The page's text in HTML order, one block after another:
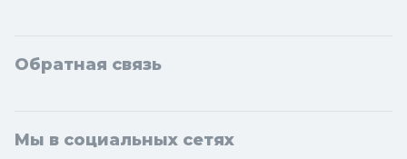
Обратная связь
Мы в социальных сетях